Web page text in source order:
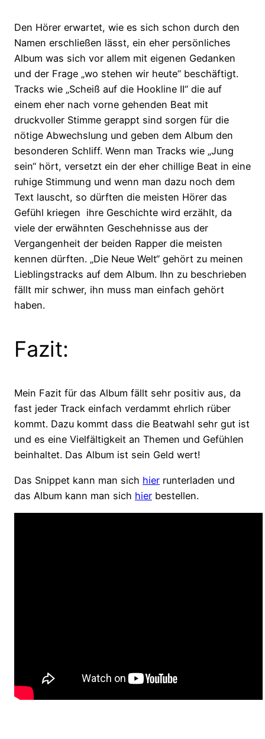
Den Hörer erwartet, wie es sich schon durch den
Namen erschließen lässt, ein eher persönliches
Album was sich vor allem mit eigenen Gedanken
und der Frage „wo stehen wir heute“ beschäftigt.
Tracks wie „Scheiß auf die Hookline II“ die auf
einem eher nach vorne gehenden Beat mit
druckvoller Stimme gerappt sind sorgen für die
nötige Abwechslung und geben dem Album den
besonderen Schliff. Wenn man Tracks wie „Jung
sein“ hört, versetzt ein der eher chillige Beat in eine
ruhige Stimmung und wenn man dazu noch dem
Text lauscht, so dürften die meisten Hörer das
Gefühl kriegen ihre Geschichte wird erzählt, da
viele der erwähnten Geschehnisse aus der
Vergangenheit der beiden Rapper die meisten
kennen dürften. „Die Neue Welt“ gehört zu meinen
Lieblingstracks auf dem Album. Ihn zu beschrieben
fällt mir schwer, ihn muss man einfach gehört
haben.
Fazit:
Mein Fazit für das Album fällt sehr positiv aus, da
fast jeder Track einfach verdammt ehrlich rüber
kommt. Dazu kommt dass die Beatwahl sehr gut ist
und es eine Vielfältigkeit an Themen und Gefühlen
beinhaltet. Das Album ist sein Geld wert!
Das Snippet kann man sich hier runterladen und
das Album kann man sich hier bestellen.